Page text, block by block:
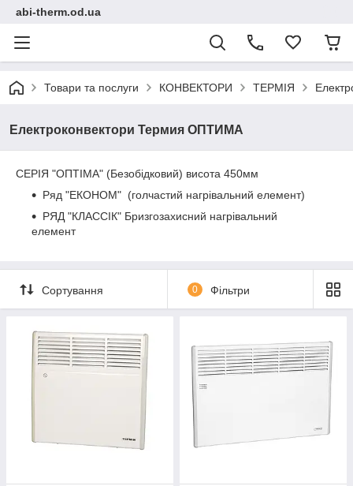
abi-therm.od.ua
Товари та послуги КОНВЕКТОРИ ТЕРМІЯ
Електроконвектори Термия ОПТИМА
СЕРІЯ "ОПТІМА" (Безобідковий) висота 450мм
Ряд "ЕКОНОМ" (голчастий нагрівальний елемент)
РЯД "КЛАССІК" Бризгозахисний нагрівальний
елемент
Сортування 0 Фільтри